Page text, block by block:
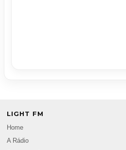
LIGHT FM
Home
A Rádio